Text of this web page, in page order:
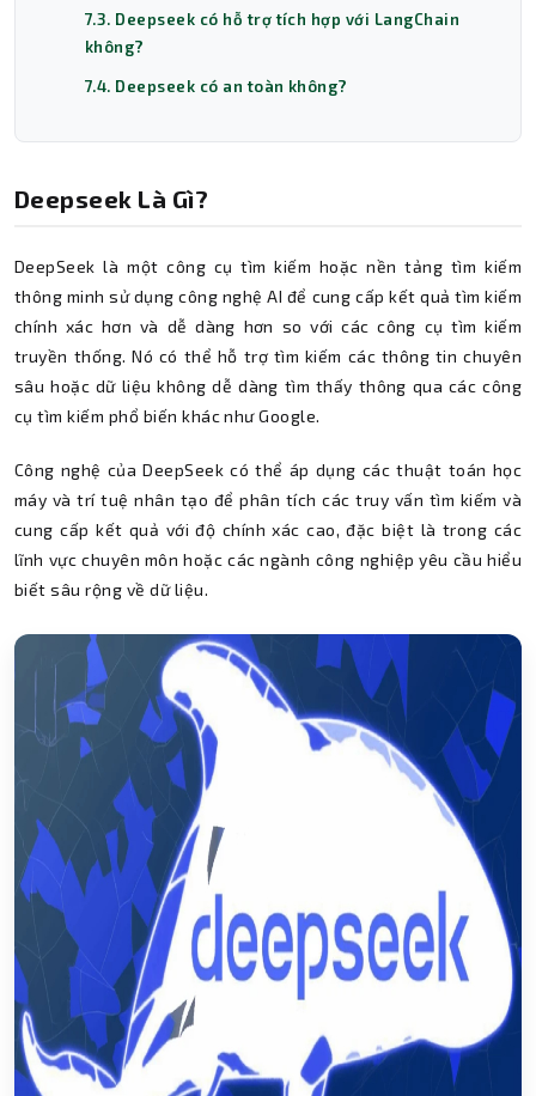
7.3. Deepseek có hỗ trợ tích hợp với LangChain
không?
7.4. Deepseek có an toàn không?
Deepseek Là Gì?
DeepSeek là một công cụ tìm kiếm hoặc nền tảng tìm kiếm
thông minh sử dụng công nghệ AI để cung cấp kết quả tìm kiếm
chính xác hơn và dễ dàng hơn so với các công cụ tìm kiếm
truyền thống. Nó có thể hỗ trợ tìm kiếm các thông tin chuyên
sâu hoặc dữ liệu không dễ dàng tìm thấy thông qua các công
cụ tìm kiếm phổ biến khác như Google.
Công nghệ của DeepSeek có thể áp dụng các thuật toán học
máy và trí tuệ nhân tạo để phân tích các truy vấn tìm kiếm và
cung cấp kết quả với độ chính xác cao, đặc biệt là trong các
lĩnh vực chuyên môn hoặc các ngành công nghiệp yêu cầu hiểu
biết sâu rộng về dữ liệu.